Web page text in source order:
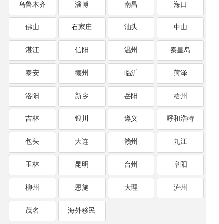
乌鲁木齐 淄博 南昌 海口
佛山 石家庄 汕头 中山
湛江 信阳 温州 秦皇岛
泰安 德州 临沂 菏泽
洛阳 新乡 岳阳 梧州
吉林 银川 遵义 呼和浩特
包头 大连 赣州 九江
玉林 昆明 台州 阜阳
柳州 恩施 大理 泸州
茂名 海外移民